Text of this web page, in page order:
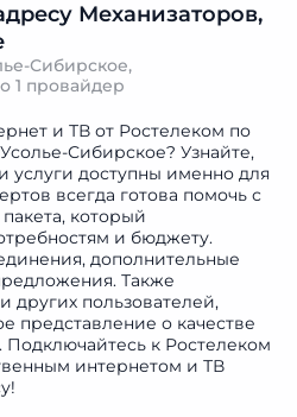
Механизаторов,
Сибирское,
1 провайдер
и ТВ от Ростелеком по
Сибирское? Узнайте,
услуги доступны именно для
всегда готова помочь с
который
и бюджету.
дополнительные
Также
других пользователей,
представление о качестве
Подключайтесь к Ростелеком
интернетом и ТВ